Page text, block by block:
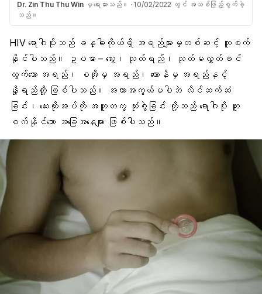
Dr. Zin Thu Thu Winမှ ရေးသားသည်။ · 10/02/2022 တွင် အသစ်ဖြည့်စွက်ခဲ့
သည်။
HIV ရောဂါပိုးသည် ခန္ဓါကိုယ်ရှိ အရည်များမှတစ်ဆင့် ကူးစက်
နိုင်ပါသည်။ ဥပမာ – သွေး၊ သုတ်ရည်၊ သုတ်မလွှတ်ခင်
ထွက်သော အရည်၊ စအိုမှ အရည်၊ ယောနိမှ အရည်နှင့်
နို့ရည်တို့ ဖြစ်ပါသည်။ အကာအကွယ်မပါဘဲ လိင်ဆက်ဆံ
ခြင်း၊ ဆေးထိုးအပ်ကို အတူတကွ သုံးစွဲခြင်း တို့သည် ရောဂါပိုး ကူး
စက်နိုင်သော အခြေအနေများ ဖြစ်ပါသည်။